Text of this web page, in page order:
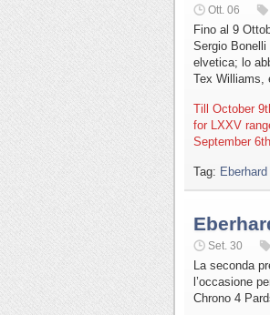
Ott. 06
Fino al 9
Sergio
elvetica; lo
Tex Williams,
Till October
for LXXV
September
Tag:
Set. 30
La seconda
l’occasione
Chrono 4